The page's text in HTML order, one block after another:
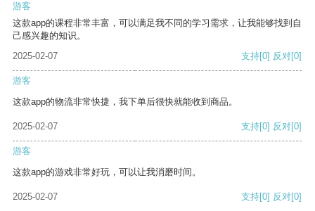
游客
这款app的课程非常丰富，可以满足我不同的学习需求，让我能够找到自
己感兴趣的知识。
2025-02-07
支持[0] 反对[0]
游客
这款app的物流非常快捷，我下单后很快就能收到商品。
2025-02-07 支持[0] 反对[0]
游客
这款app的游戏非常好玩，可以让我消磨时间。
2025-02-07 支持[0] 反对[0]